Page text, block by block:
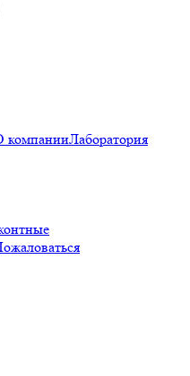
компанииЛаборатория